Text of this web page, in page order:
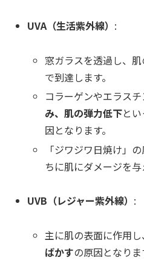
UVA（生活紫外線） :
窓ガラスを透過し、
で到達します。
コラーゲンやエラスチ
み、肌の弾力低下と
因となります。
「ジワジワ日焼け」
ちに肌にダメージを与
UVB（レジャー紫外線） :
主に肌の表面に作用
ばかすの原因となりま